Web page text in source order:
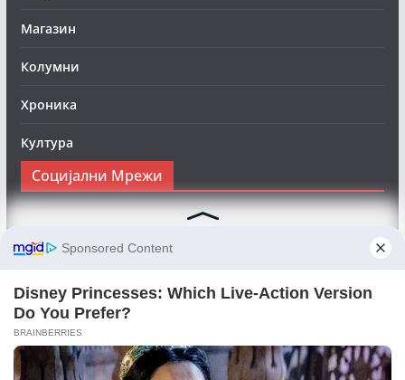
Магазин
Колумни
Хроника
Култура
Социјални Мрежи
Следете нè на Фејсбук за да сте во тек со најновите